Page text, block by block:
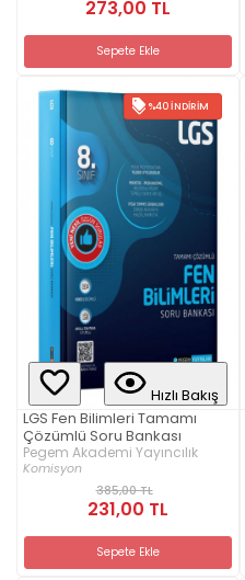
273,00 TL
Sepete Ekle
%40 İNDIRIM
Hızlı Bakış
LGS Fen Bilimleri Tamamı
Çözümlü Soru Bankası
Pegem Akademi Yayıncılık
Komisyon
385,00 TL
231,00 TL
Sepete Ekle